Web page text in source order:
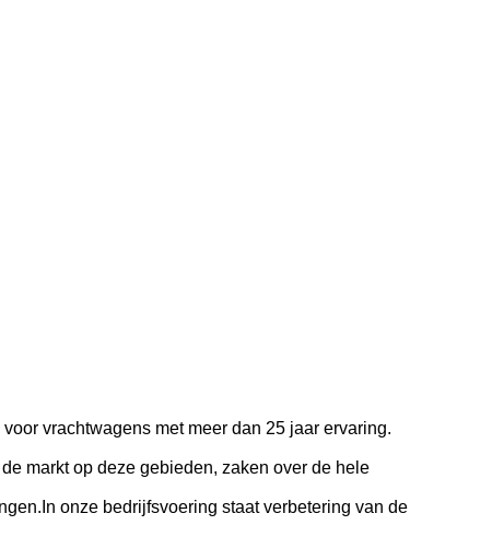
vrachtwagens met meer dan 25 jaar ervaring.
markt op deze gebieden, zaken over de hele
onze bedrijfsvoering staat verbetering van de